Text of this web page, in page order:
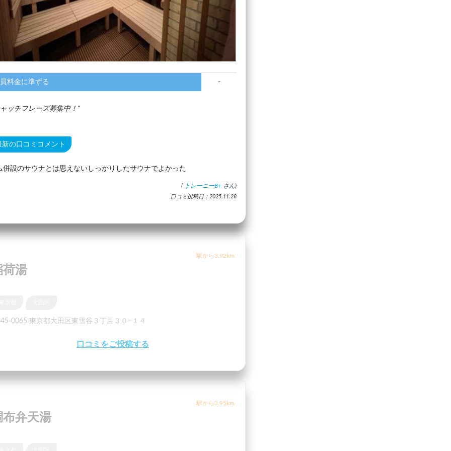
料金に準ずる -
ッチフレーズ募集中！
新の口コミコメント
併設のサウナとは思えないしっかりしたサウナでよかった
( トレーニーB+ さん)
口コミ投稿日：2025.11.28
駅から3.92km
荷湯
0065 東京都大田区東雪谷３丁目３０−１４
口コミをご投稿する
駅から3.95km
布弁天湯